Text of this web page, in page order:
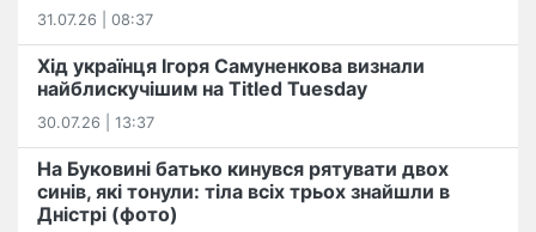
31.07.26 | 08:37
Хід українця Ігоря Самуненкова визнали
найблискучішим на Titled Tuesday
30.07.26 | 13:37
На Буковині батько кинувся рятувати двох
синів, які тонули: тіла всіх трьох знайшли в
Дністрі (фото)